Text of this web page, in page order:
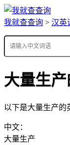
我就查查询 > 汉英
大量生
以下是大量生产的
中文：
大量生产